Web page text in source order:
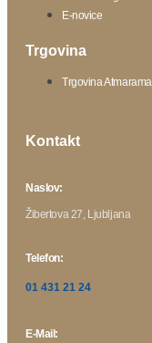
E-novice
Trgovina
Trgovina Atmarama
Kontakt
Naslov:
Žibertova 27, Ljubljana
Telefon:
01 431 21 24
E-Mail: